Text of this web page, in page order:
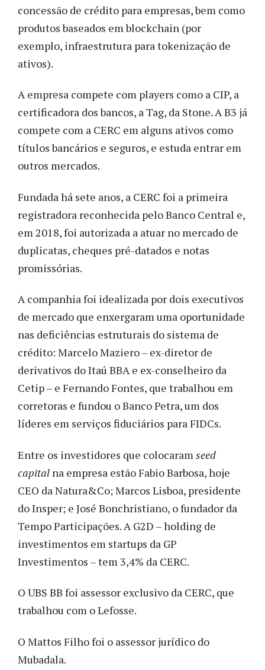
concessão de crédito para empresas, bem como
produtos baseados em blockchain (por
exemplo, infraestrutura para tokenização de
ativos).
A empresa compete com players como a CIP, a
certificadora dos bancos, a Tag, da Stone. A B3 já
compete com a CERC em alguns ativos como
títulos bancários e seguros, e estuda entrar em
outros mercados.
Fundada há sete anos, a CERC foi a primeira
registradora reconhecida pelo Banco Central e,
em 2018, foi autorizada a atuar no mercado de
duplicatas, cheques pré-datados e notas
promissórias.
A companhia foi idealizada por dois executivos
de mercado que enxergaram uma oportunidade
nas deficiências estruturais do sistema de
crédito: Marcelo Maziero – ex-diretor de
derivativos do Itaú BBA e ex-conselheiro da
Cetip – e Fernando Fontes, que trabalhou em
corretoras e fundou o Banco Petra, um dos
líderes em serviços fiduciários para FIDCs.
Entre os investidores que colocaramseed
capital na empresa estão Fabio Barbosa, hoje
CEO da Natura&Co; Marcos Lisboa, presidente
do Insper; e José Bonchristiano, o fundador da
Tempo Participações. A G2D – holding de
investimentos em startups da GP
Investimentos – tem 3,4% da CERC.
O UBS BB foi assessor exclusivo da CERC, que
trabalhou com o Lefosse.
O Mattos Filho foi o assessor jurídico do
Mubadala.